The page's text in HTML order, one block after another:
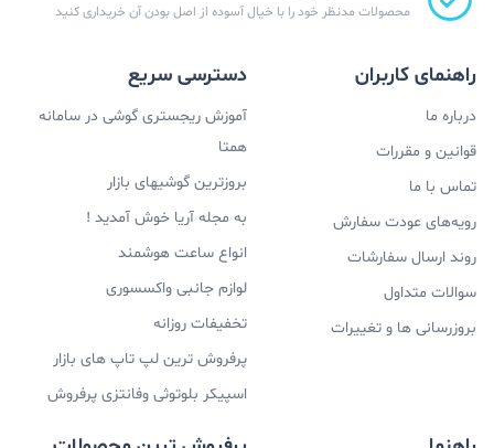
محصولات مدنظر خود را با خیال آسوده از اصل بودن آن خریداری کنید
راهنمای کاربران
درباره ما
قوانین و مقررات
تماس با ما
رویه‌های عودت سفارش
روند ارسال سفارشات
سوالات متداول
بروزرسانی ها و تغییرات
دسترسی سریع
آموزش ریجستری گوشی در سامانه
همتا
بروزترین گوشیهای بازار
به مجله آریا خوش آمدید !
انواع ساعت هوشمند
لوازم جانبی واکسسوری
تخفیفات روزانه
پرفروش ترین لپ تاپ های بازار
اسپیکر بلوتوثی وفانتزی پرفروش